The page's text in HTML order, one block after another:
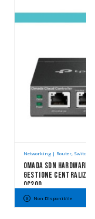
Networking | Router, Switch,
Omada SDN
Gestione
OC200
Non Disponibile